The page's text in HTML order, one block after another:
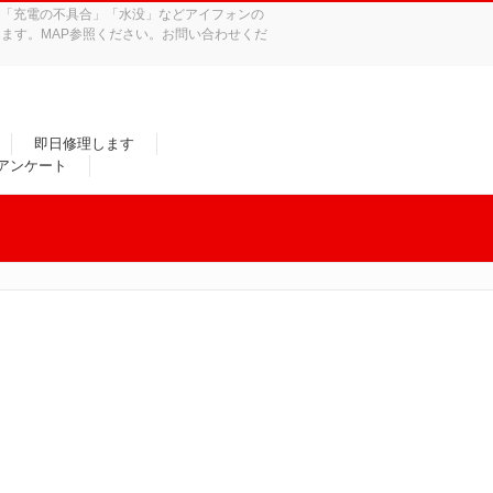
充電の不具合」「水没」などアイフォンの
す。MAP参照ください。お問い合わせくだ
即日修理します
ンケート